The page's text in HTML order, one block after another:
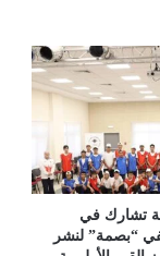
تشارك في
“بصمة” لنشر